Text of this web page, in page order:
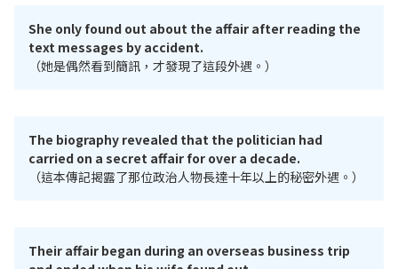
She only found out about the affair after reading the
text messages by accident.
（她是偶然看到簡訊，才發現了這段外遇。）
The biography revealed that the politician had
carried on a secret affair for over a decade.
（這本傳記揭露了那位政治人物長達十年以上的秘密外遇。）
Their affair began during an overseas business trip